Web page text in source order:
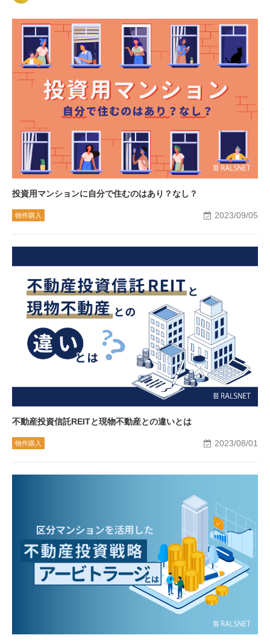
物件購入 2023/09/05
投資用マンションに自分で住むのはあり？なし？
物件購入 2023/08/01
不動産投資信託REITと現物不動産との違いとは